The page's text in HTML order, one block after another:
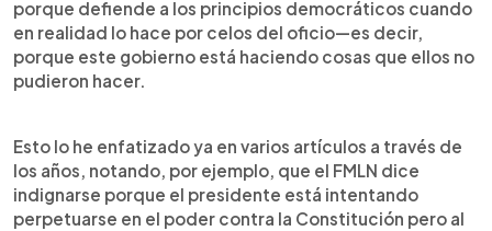
porque defiende a los principios democráticos cuando
en realidad lo hace por celos del oficio—es decir,
porque este gobierno está haciendo cosas que ellos no
pudieron hacer.
Esto lo he enfatizado ya en varios artículos a través de
los años, notando, por ejemplo, que el FMLN dice
indignarse porque el presidente está intentando
perpetuarse en el poder contra la Constitución pero al